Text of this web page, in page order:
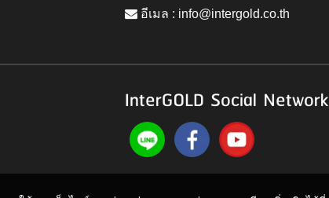
อีเมล : info@intergold.co.th
InterGOLD Social Network